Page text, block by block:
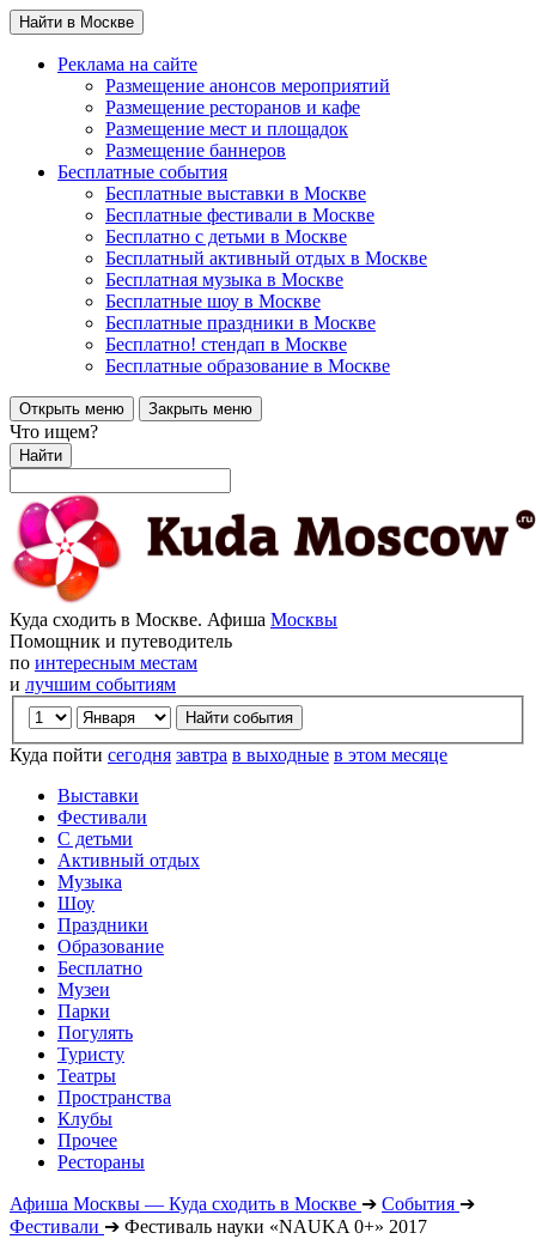
Найти в Москве
Реклама на сайте
Размещение анонсов мероприятий
Размещение ресторанов и кафе
Размещение мест и площадок
Размещение баннеров
Бесплатные события
Бесплатные выставки в Москве
Бесплатные фестивали в Москве
Бесплатно с детьми в Москве
Бесплатный активный отдых в Москве
Бесплатная музыка в Москве
Бесплатные шоу в Москве
Бесплатные праздники в Москве
Бесплатно! стендап в Москве
Бесплатные образование в Москве
Открыть меню Закрыть меню
Что ищем?
Найти
Куда сходить в Москве. Афиша Москвы
Помощник и путеводитель
по интересным местам
и лучшим событиям
Куда пойти сегодня завтра в выходные в этом месяце
Выставки
Фестивали
С детьми
Активный отдых
Музыка
Шоу
Праздники
Образование
Бесплатно
Музеи
Парки
Погулять
Туристу
Театры
Пространства
Клубы
Прочее
Рестораны
Афиша Москвы — Куда сходить в Москве ➔ События ➔
Фестивали ➔ Фестиваль науки «NAUKA 0+» 2017